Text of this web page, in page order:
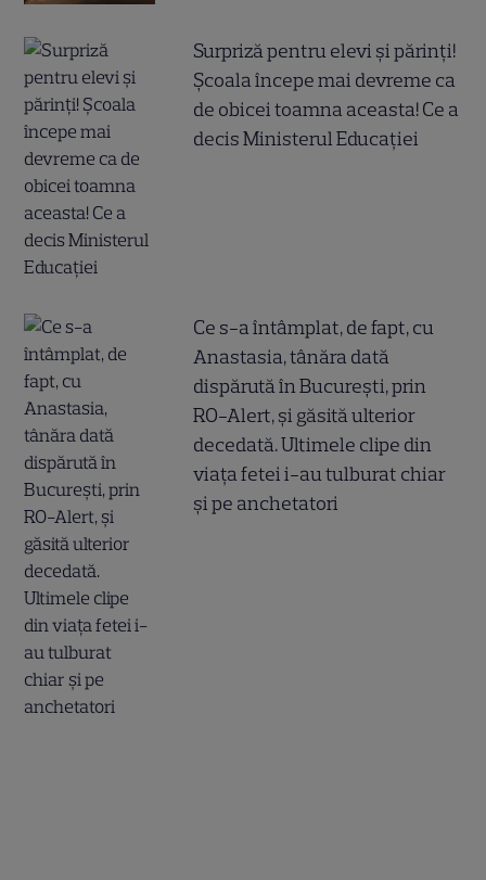
Surpriză pentru elevi și părinți!
Școala începe mai devreme ca
de obicei toamna aceasta! Ce a
decis Ministerul Educației
Ce s-a întâmplat, de fapt, cu
Anastasia, tânăra dată
dispărută în București, prin
RO-Alert, și găsită ulterior
decedată. Ultimele clipe din
viața fetei i-au tulburat chiar
și pe anchetatori